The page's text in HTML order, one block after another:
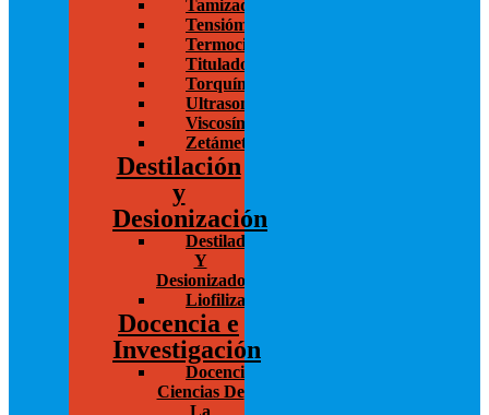
Tamizadoras
Tensiómetros
Termocicladores
Titulador
Torquímetros
Ultrasonido
Viscosímetros
Zetámetro
Destilación
y
Desionización
Destiladores
Y
Desionizadores
Liofilización/Concentración
Docencia e
Investigación
Docencia/Investigación
Ciencias De
La